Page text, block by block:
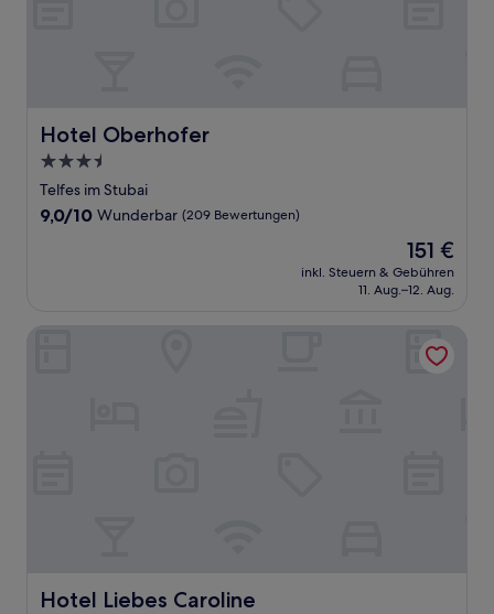
Hotel Oberhofer
Hotel Oberhofer
3.5-
Sterne-
Unterkunft
Telfes im Stubai
9.0
9,0/10 Wunderbar (209 Bewertungen)
Der
Preis
beträgt
151 €
inkl. Steuern & Gebühren
11. Aug.–12. Aug.
Hotel Liebes Caroline
Hotel Liebes Caroline